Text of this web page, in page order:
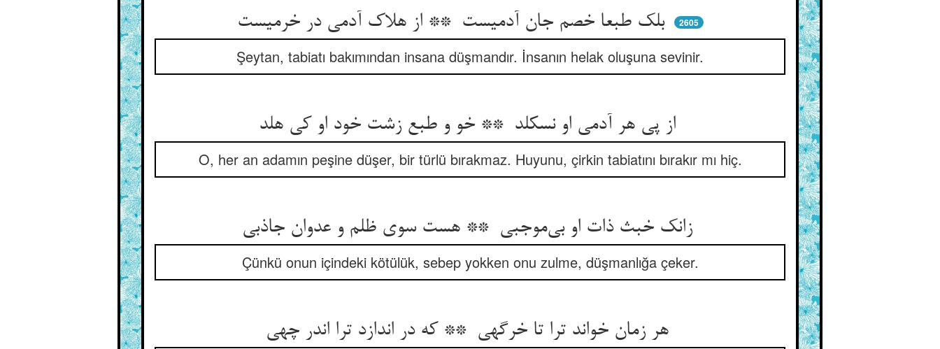
بلک طبعا خصم جان آدمیست ** از هلاک آدمی در خرمیست 2605
Şeytan, tabiatı bakımından insana düşmandır. İnsanın helak oluşuna sevinir.
O, her an adamın peşine düşer, bir türlü bırakmaz. Huyunu, çirkin tabiatını bırakır mı hiç.
Çünkü onun içindeki kötülük, sebep yokken onu zulme, düşmanlığa çeker.